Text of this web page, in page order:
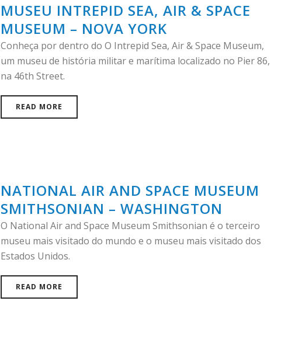
MUSEU INTREPID SEA, AIR & SPACE
MUSEUM – NOVA YORK
Conheça por dentro do O Intrepid Sea, Air & Space Museum,
um museu de história militar e marítima localizado no Pier 86,
na 46th Street.
READ MORE
NATIONAL AIR AND SPACE MUSEUM
SMITHSONIAN – WASHINGTON
O National Air and Space Museum Smithsonian é o terceiro
museu mais visitado do mundo e o museu mais visitado dos
Estados Unidos.
READ MORE